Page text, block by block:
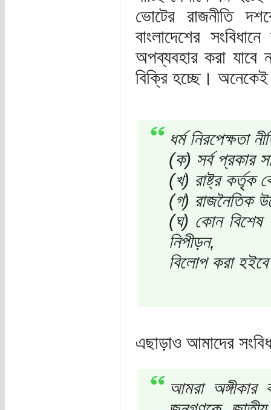
ভোটের রাজনীতি
বাংলাদেশের
অপব্যবহার করা যাবে
বিক্রি হচ্ছে। অনেকেই
ধর্ম নিরপেক্ষতা
(ক) সর্ব প্রকার
(খ) রাষ্ট্র কর্তৃক
(গ) রাজনৈতিক
(ঘ) কোন বিশেষ
নিপীড়ন,
বিলোপ করা
এছাড়াও আমাদের
আমরা